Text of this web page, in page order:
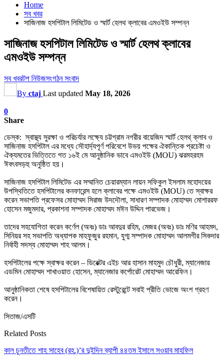
Home
সব খবর
সাজিনাজ হসপিটাল লিমিটেড ও স্মার্ট হেলথ ক্লাবের এমওইউ সম্পন্ন
সাজিনাজ হসপিটাল লিমিটেড ও স্মার্ট হেলথ ক্লাবের
এমওইউ সম্পন্ন
সব খবরটপ নিউজসংগঠন সংবাদ
By ctaj Last updated May 18, 2026
0
Share
ডেস্ক: স্বাস্থ্য সুরক্ষা ও পরিচর্যার লক্ষ্যে চট্টগ্রাম নগরীর বায়েজিদ স্মার্ট হেলথ্ ক্লাব ও
সাজিনাজ হসপিটাল এর মধ্যে সৌহার্দ্যপূর্ণ পরিবেশে উভয় পক্ষের ঐকান্তিক প্রচেষ্টা ও
ঐক্যমতের ভিত্তিতে গত ১৬ই মে আনুষ্ঠানিক ভাবে এমওইউ (MOU) ঝরমহরহম
ঈবৎবসড়হু অনুষ্ঠিত হয়।
সাজিনাজ হসপিটাল লিমিটেড এর সম্মানিত চেয়ারম্যান লায়ন সফিকুল ইসলাম মহোদয়ের
উপস্থিতিতে হসপিটালের কনফারেন্স হলে ক্লাবের পক্ষে এমওইউ (MOU) তে স্বাক্ষর
করেন সভাপতি প্রফেসর মোহাম্মদ সিরাজ উদদৌলা, সাধারণ সম্পাদক মোহাম্মদ মোশাররফ
হোসেন মজুমদার, প্রকাশনা সম্পাদক মোহাম্মদ মঈন উদ্দিন পারভেজ।
তাদের সহযোগিতা করেন কর্ণেল (অবঃ) ডাঃ আবদুর রহিম, মেজর (অবঃ) ডাঃ মণির আহমদ,
সিনিয়র সহ সভাপতি অধ্যাপক মাহফুজুর রহমান, যুগ্ম সম্পাদক মোহাম্মদ আলমগীর সিকদার
নির্বাহী সদস্য মোহাম্মদ শাহ আলম।
হসপিটালের পক্ষে স্বাক্ষর করেন – ডিরেক্টর এইচ আর হাসান মাহমুদ চৌধুরী, ম্যানেজার
এডমিন মোহাম্মদ শাখাওয়াত হোসেন, ম্যানেজার কর্পোরেট মোহাম্মদ আরেফিন।
আনুষ্ঠানিকতা শেষে হসপিটালের বিশেষায়িত রেস্টুরেন্টে সবাই প্রীতি ভোজে অংশ গ্রহণ
করেন।
সিতাজ/এসটি
Related Posts
কাল চুনতীতে শাহ সাহেব (রহ.)’র দুইদিন ব্যাপী ৪৪তম ইসালে সওয়াব মাহফিল